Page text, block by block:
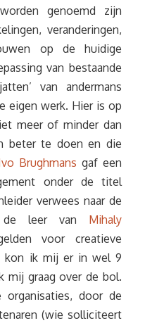
genoemd zijn
veranderingen,
op de huidige
van bestaande
van andermans
eigen werk. Hier is op
meer of minder dan
beter te doen en die
Brughmans gaf een
onder de titel
verwees naar de
leer van Mihaly
voor creatieve
kon ik mij er in wel 9
mij graag over de bol.
door de
(wie solliciteert